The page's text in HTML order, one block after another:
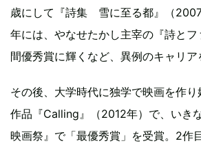
歳にして『詩集 雪に至る都』（
年には、やなせたかし主宰の『詩と
間優秀賞に輝くなど、異例のキャリア
その後、大学時代に独学で映画を作
作品『Calling』（2012年）で、いき
映画祭』で「最優秀賞」を受賞。2作